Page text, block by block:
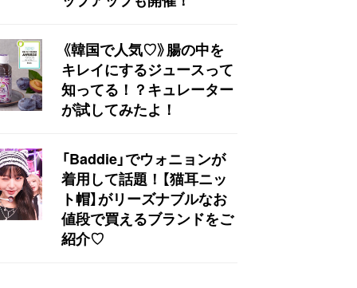
《韓国で人気♡》腸の中を
キレイにするジュースって
知ってる！？キュレーター
が試してみたよ！
「Baddie」でウォニョンが
着用して話題！【猫耳ニッ
ト帽】がリーズナブルなお
値段で買えるブランドをご
紹介♡